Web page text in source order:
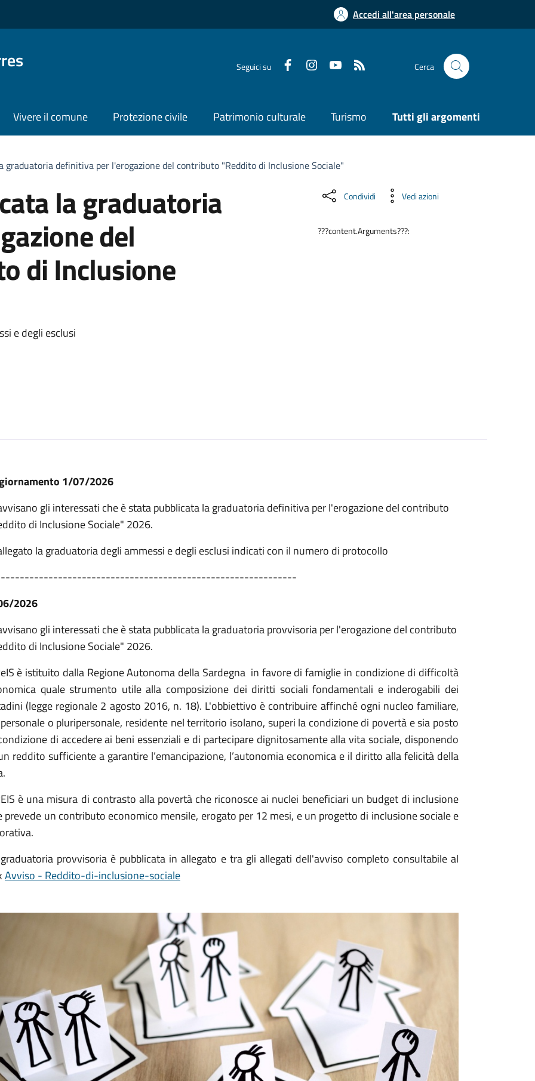
Accedi all'area personale
Seguici su Cerca
Vivere il comune Protezione civile Patrimonio culturale Turismo Tutti gli argomenti
graduatoria definitiva per l'erogazione del contributo "Reddito di Inclusione Sociale"
la graduatoria
del
di Inclusione
e degli esclusi
Condividi Vedi azioni
???content.Arguments???:
1/07/2026
gli interessati che è stata pubblicata la graduatoria definitiva per l'erogazione del contributo
di Inclusione Sociale" 2026.
la graduatoria degli ammessi e degli esclusi indicati con il numero di protocollo
2026
gli interessati che è stata pubblicata la graduatoria provvisoria per l'erogazione del contributo
di Inclusione Sociale" 2026.
è istituito dalla Regione Autonoma della Sardegna in favore di famiglie in condizione di difficoltà
quale strumento utile alla composizione dei diritti sociali fondamentali e inderogabili dei
(legge regionale 2 agosto 2016, n. 18). L'obbiettivo è contribuire affinché ogni nucleo familiare,
o pluripersonale, residente nel territorio isolano, superi la condizione di povertà e sia posto
di accedere ai beni essenziali e di partecipare dignitosamente alla vita sociale, disponendo
reddito sufficiente a garantire l’emancipazione, l’autonomia economica e il diritto alla felicità della
è una misura di contrasto alla povertà che riconosce ai nuclei beneficiari un budget di inclusione
prevede un contributo economico mensile, erogato per 12 mesi, e un progetto di inclusione sociale e
provvisoria è pubblicata in allegato e tra gli allegati dell'avviso completo consultabile al
Avviso - Reddito-di-inclusione-sociale